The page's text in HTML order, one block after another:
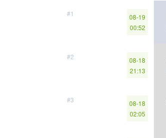
#1
08-19
00:52
#2
08-18
21:13
#3
08-18
02:05